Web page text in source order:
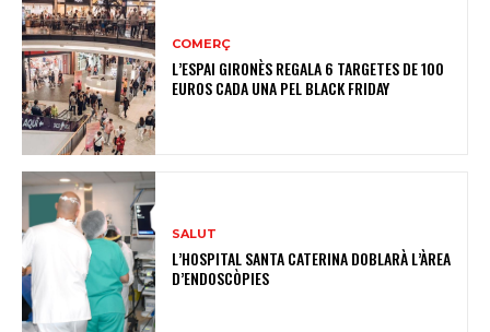
COMERÇ
L’ESPAI GIRONÈS REGALA 6 TARGETES DE 100
EUROS CADA UNA PEL BLACK FRIDAY
SALUT
L’HOSPITAL SANTA CATERINA DOBLARÀ L’ÀREA
D’ENDOSCÒPIES